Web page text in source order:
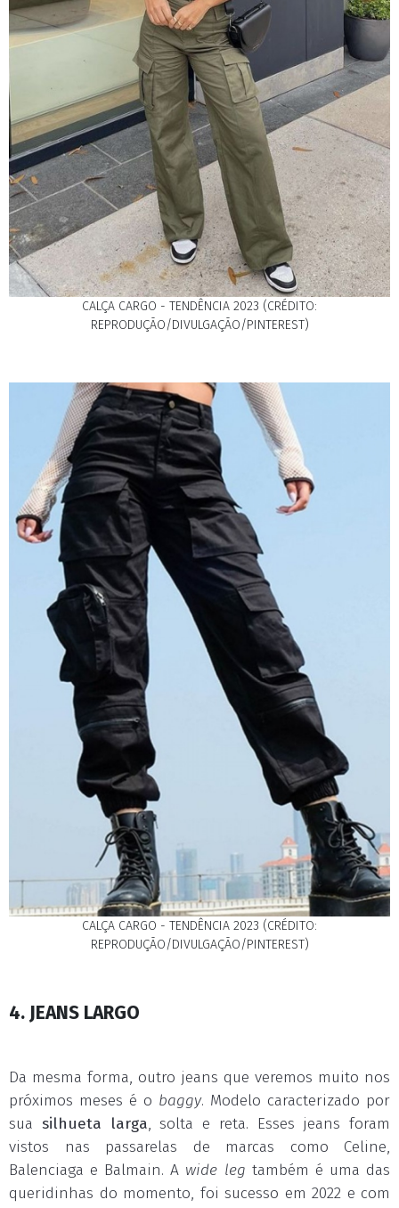
CALÇA CARGO - TENDÊNCIA 2023 (CRÉDITO:
REPRODUÇÃO/DIVULGAÇÃO/PINTEREST)
CALÇA CARGO - TENDÊNCIA 2023 (CRÉDITO:
REPRODUÇÃO/DIVULGAÇÃO/PINTEREST)
4. JEANS LARGO
Da mesma forma, outro jeans que veremos muito nos
próximos meses é o baggy. Modelo caracterizado por
sua silhueta larga, solta e reta. Esses jeans foram
vistos nas passarelas de marcas como Celine,
Balenciaga e Balmain. A wide leg também é uma das
queridinhas do momento, foi sucesso em 2022 e com